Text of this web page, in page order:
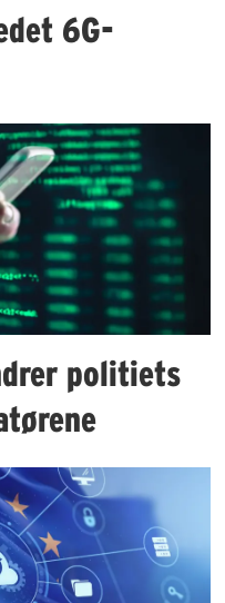
6G-
politiets